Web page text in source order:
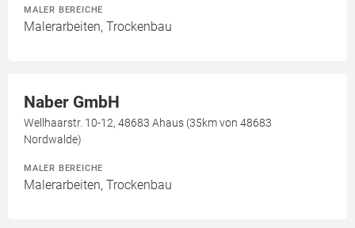
MALER BEREICHE
Malerarbeiten, Trockenbau
Naber GmbH
Wellhaarstr. 10-12, 48683 Ahaus (35km von 48683
Nordwalde)
MALER BEREICHE
Malerarbeiten, Trockenbau